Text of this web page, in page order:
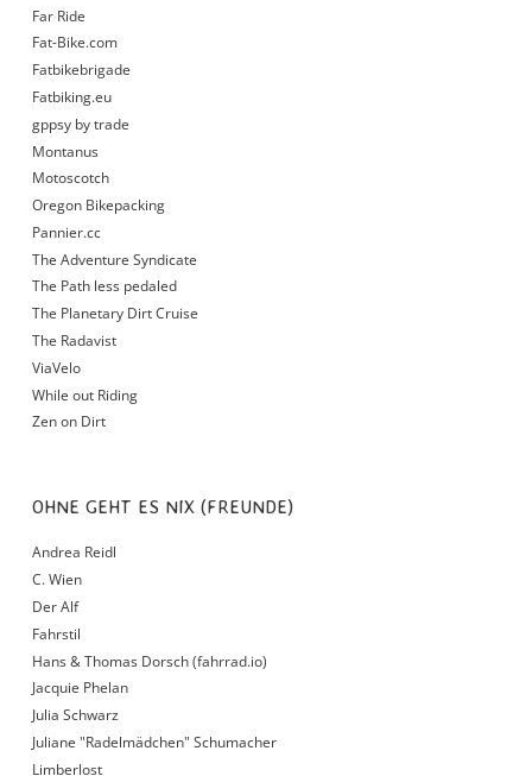
Far Ride
Fat-Bike.com
Fatbikebrigade
Fatbiking.eu
gppsy by trade
Montanus
Motoscotch
Oregon Bikepacking
Pannier.cc
The Adventure Syndicate
The Path less pedaled
The Planetary Dirt Cruise
The Radavist
ViaVelo
While out Riding
Zen on Dirt
OHNE GEHT ES NIX (FREUNDE)
Andrea Reidl
C. Wien
Der Alf
Fahrstil
Hans & Thomas Dorsch (fahrrad.io)
Jacquie Phelan
Julia Schwarz
Juliane "Radelmädchen" Schumacher
Limberlost